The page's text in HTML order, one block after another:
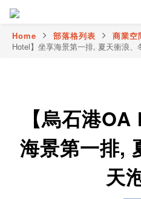
Home 部落格列表 商業空
Hotel】坐享海景第一排, 夏天衝浪、
【烏石港
海景第一排,
天